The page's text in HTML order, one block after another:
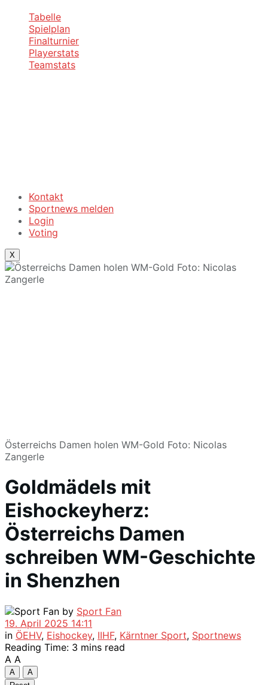
Tabelle
Spielplan
Finalturnier
Playerstats
Teamstats
Kontakt
Sportnews melden
Login
Voting
X
Österreichs Damen holen WM-Gold Foto: Nicolas
Zangerle
Goldmädels mit
Eishockeyherz:
Österreichs Damen
schreiben WM-Geschichte
in Shenzhen
by Sport Fan
19. April 2025 14:11
in ÖEHV, Eishockey, IIHF, Kärntner Sport, Sportnews
Reading Time: 3 mins read
A A
A
A